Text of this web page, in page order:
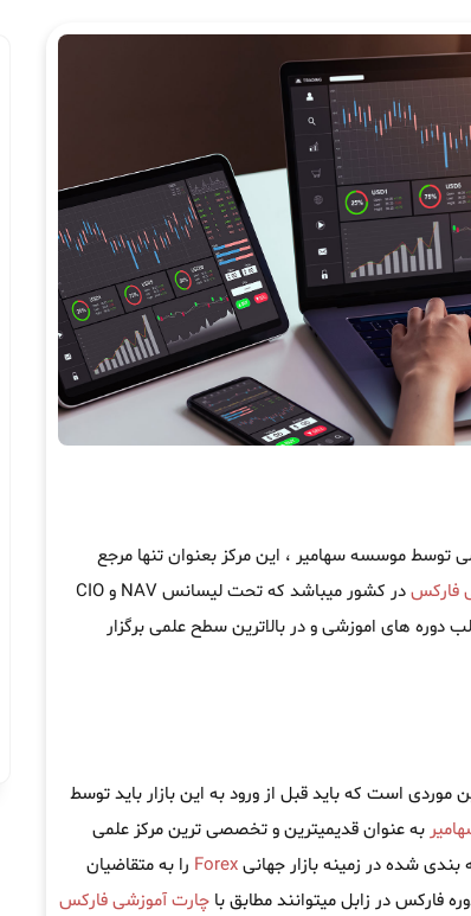
موسسه سهامیر ، این مرکز بعنوان تنها مرجع
فارکس
در کشور میباشد که تحت لیسانس NAV و CIO
دوره های اموزشی و در بالاترین سطح علمی برگزار
است که باید قبل از ورود به این بازار باید توسط
به عنوان قدیمیترین و تخصصی ترین مرکز علمی
شده در زمینه بازار جهانیForex را به متقاضیان
فارکس در زابل میتوانند مطابق با چارت آموزشی فارکس